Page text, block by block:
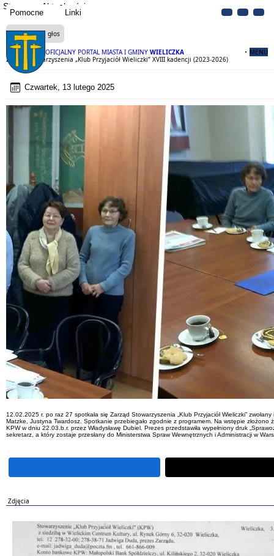
Pomocne Linki
OFICJALNY PORTAL MIASTA I GMINY WIELICZKA MENU
Strona Aktualności
Czytaj na głos
Zarząd Stowarzyszenia „Klub Przyjaciół Wieliczki” XVIII kadencji (2023-2026)
Czwartek, 13 lutego 2025
12.02.2025 r. po raz 27 spotkała się Zarząd Stowarzyszenia „Klub Przyjaciół Wieliczki”
Matzke, Justyna Twardosz. Spotkanie przebiegało zgodnie z programem. Na wstępie
KPW w dniu 22.03.b.r. przez Władysławę Dubiel. Prezes przedstawiła wypełniony druk
sekretarz, a który zostaje przesłany do Ministerstwa Spraw Wewnętrznych i Administracji w
Zdjęcia